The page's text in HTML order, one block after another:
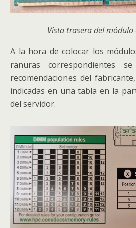
Vista trasera del
A la hora de colocar los
ranuras correspondientes
recomendaciones del
indicadas en una tabla en la
del servidor.